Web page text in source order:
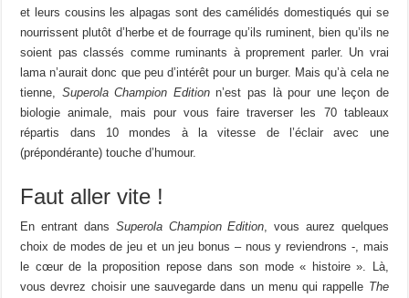
et leurs cousins les alpagas sont des camélidés domestiqués qui se
nourrissent plutôt d’herbe et de fourrage qu’ils ruminent, bien qu’ils ne
soient pas classés comme ruminants à proprement parler. Un vrai
lama n’aurait donc que peu d’intérêt pour un burger. Mais qu’à cela ne
tienne, Superola Champion Editionn’est pas là pour une leçon de
biologie animale, mais pour vous faire traverser les 70 tableaux
répartis dans 10 mondes à la vitesse de l’éclair avec une
(prépondérante) touche d’humour.
Faut aller vite !
En entrant dans Superola Champion Edition , vous aurez quelques
choix de modes de jeu et un jeu bonus – nous y reviendrons -, mais
le cœur de la proposition repose dans son mode « histoire ». Là,
vous devrez choisir une sauvegarde dans un menu qui rappelle The